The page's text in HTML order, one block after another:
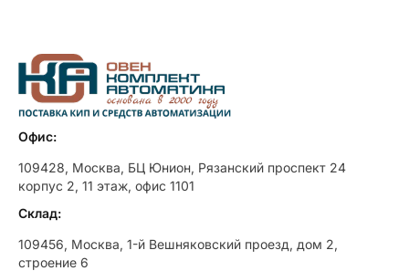
Офис:
109428, Москва, БЦ Юнион, Рязанский проспект 24
корпус 2, 11 этаж, офис 1101
Склад:
109456, Москва, 1-й Вешняковский проезд, дом 2,
строение 6